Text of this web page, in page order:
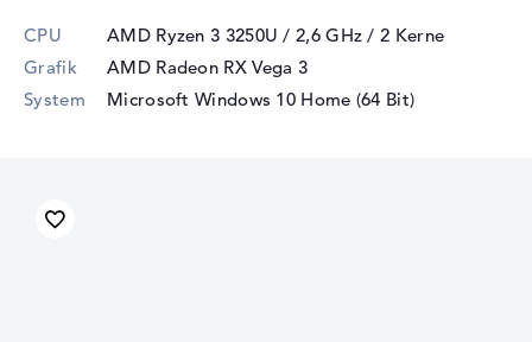
CPU AMD Ryzen 3 3250U / 2,6 GHz / 2 Kerne
Grafik
AMD Radeon RX Vega 3
System
Microsoft Windows 10 Home (64 Bit)